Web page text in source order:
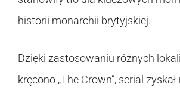
historii monarchii brytyjskiej.
Dzięki zastosowaniu różnych
kręcono „The Crown”, serial